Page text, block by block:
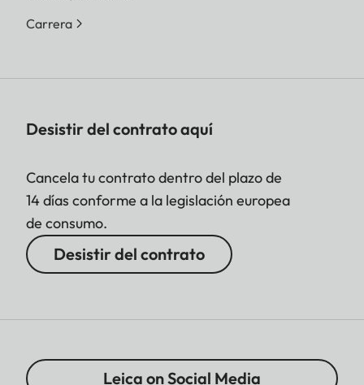
Carrera
Desistir del contrato aquí
Cancela tu contrato dentro del plazo de
14 días conforme a la legislación europea
de consumo.
Desistir del contrato
Leica on Social Media